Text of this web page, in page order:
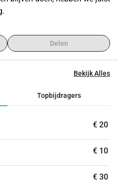
Delen
Bekijk Alles
Topbijdragers
€ 20
€ 10
€ 30